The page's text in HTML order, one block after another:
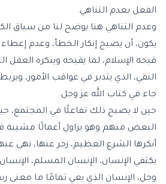
الفعل بعدم التناهي.
وعدم التناهي هنا يوضح لنا من سياق
يكون، أن يصبح إنكار الخطأ، وعدم
قبحه الإسلام، لما يقبحه وينكره
النقي، الذي يتدبر في عواقب الأمور،
جاء في كتاب الله عز وجل.
حين لا يصبح ذلك تفاعلًا في المجتمع،
البعض منهم وهو يزاول أعمالًا مشينة
أنكرها الشرع العظيم، زجر عنها، نهى
يكتفي الإنسان، الإنسان المسلم،
وجل، الإنسان الذي يعي تمامًا ما معنى